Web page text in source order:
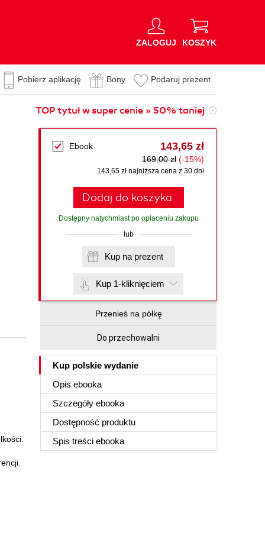
ZALOGUJ KOSZYK
Pobierz aplikację Bony Podaruj prezent
TOP tytuł w super cenie » 50% taniej
Ebook 143,65 zł
169,00 zł (-15%)
143,65 zł najniższa cena z 30 dni
Dodaj do koszyka
Dostępny natychmiast po opłaceniu zakupu
lub
Kup na prezent
Kup 1-kliknięciem
Przenieś na półkę
Do przechowalni
Kup polskie wydanie
Opis ebooka
Szczegóły ebooka
Dostępność produktu
Spis treści ebooka